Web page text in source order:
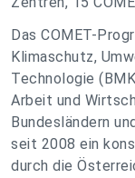
Das COMET-
Klimaschutz,
Technologie
Arbeit und
Bundesländern
seit 2008 ein
durch die